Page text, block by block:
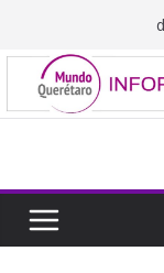
contenido